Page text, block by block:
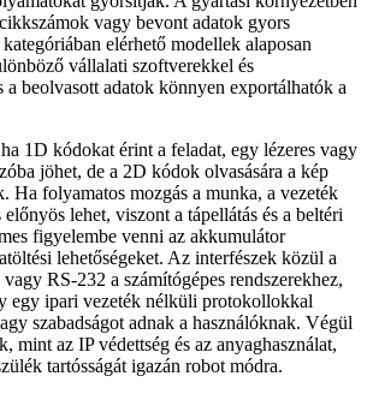
vagy bevont adatok gyors
elérhető modellek alaposan
vállalati szoftverekkel és
a beolvasott adatok könnyen exportálhatók a
1D kódokat érint a feladat, egy lézeres vagy
jöhet, de a 2D kódok olvasására a kép
Ha folyamatos mozgás a munka, a vezeték
lehet, viszont a tápellátás és a beltéri
figyelembe venni az akkumulátor
lehetőségeket. Az interfészek közül a
RS-232 a számítógépes rendszerekhez,
egy ipari vezeték nélküli protokollokkal
szabadságot adnak a használóknak. Végül
mint az IP védettség és az anyaghasználat,
tartósságát igazán robot módra.